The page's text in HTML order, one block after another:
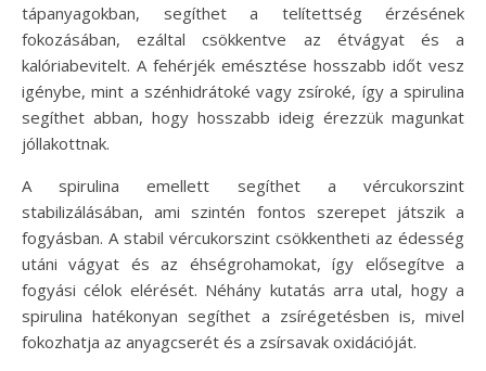
tápanyagokban, segíthet a telítettség érzésének
fokozásában, ezáltal csökkentve az étvágyat és a
kalóriabevitelt. A fehérjék emésztése hosszabb időt vesz
igénybe, mint a szénhidrátoké vagy zsíroké, így a spirulina
segíthet abban, hogy hosszabb ideig érezzük magunkat
jóllakottnak.
A spirulina emellett segíthet a vércukorszint
stabilizálásában, ami szintén fontos szerepet játszik a
fogyásban. A stabil vércukorszint csökkentheti az édesség
utáni vágyat és az éhségrohamokat, így elősegítve a
fogyási célok elérését. Néhány kutatás arra utal, hogy a
spirulina hatékonyan segíthet a zsírégetésben is, mivel
fokozhatja az anyagcserét és a zsírsavak oxidációját.